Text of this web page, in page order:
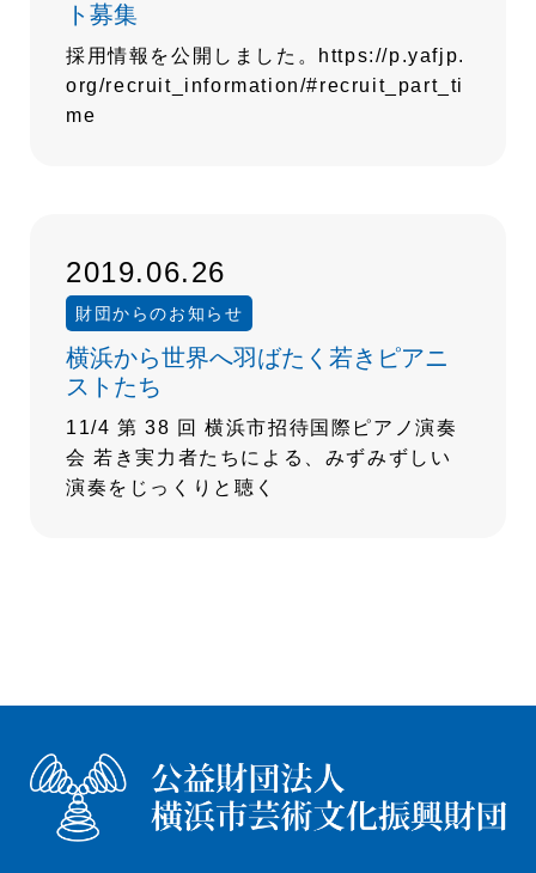
ト募集
採用情報を公開しました。https://p.yafjp.
org/recruit_information/#recruit_part_ti
me
2019.06.26
財団からのお知らせ
横浜から世界へ羽ばたく若きピアニ
ストたち
11/4 第 38 回 横浜市招待国際ピアノ演奏
会 若き実力者たちによる、みずみずしい
演奏をじっくりと聴く